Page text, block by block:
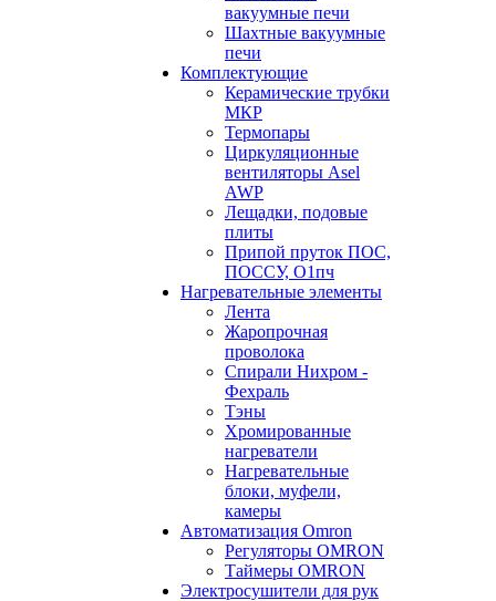
вакуумные печи
Шахтные вакуумные
печи
Комплектующие
Керамические трубки
МКР
Термопары
Циркуляционные
вентиляторы Asel
AWP
Лещадки, подовые
плиты
Припой пруток ПОС,
ПОССУ, О1пч
Нагревательные элементы
Лента
Жаропрочная
проволока
Спирали Нихром -
Фехраль
Тэны
Хромированные
нагреватели
Нагревательные
блоки, муфели,
камеры
Автоматизация Omron
Регуляторы OMRON
Таймеры OMRON
Электросушители для рук